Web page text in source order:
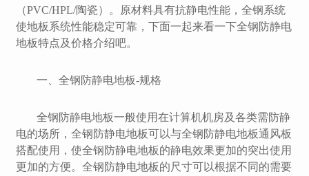
（PVC/HPL/陶瓷）。原材料具有抗静电性能，全钢系统
使地板系统性能稳定可靠，下面一起来看一下全钢防静电
地板特点及价格介绍吧。
一、全钢防静电地板-规格
全钢防静电地板一般使用在计算机机房及各类需防静
电的场所，全钢防静电地板可以与全钢防静电地板通风板
搭配使用，使全钢防静电地板的静电效果更加的突出使用
更加的方便。全钢防静电地板的尺寸可以根据不同的需要